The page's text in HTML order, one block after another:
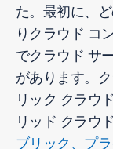
た。最初に、
りクラウド コ
でクラウド サ
があります。
リック クラウ
リッド クラウ
ブリック、プ